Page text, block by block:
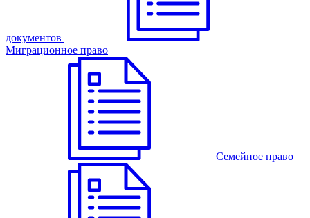
документов
Миграционное право
Семейное право